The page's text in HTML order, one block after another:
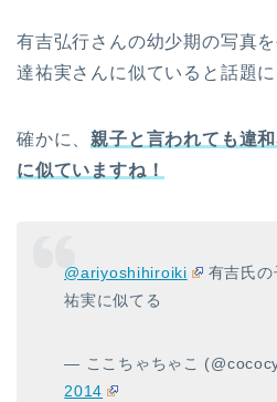
有吉弘行さんの幼少期の写真
達祐実さんに似ていると話題
確かに、 親子と言われても違
に似ていますね！
@ariyoshihiroiki
有吉氏の
祐実に似てる
— ここちゃちゃこ
2014